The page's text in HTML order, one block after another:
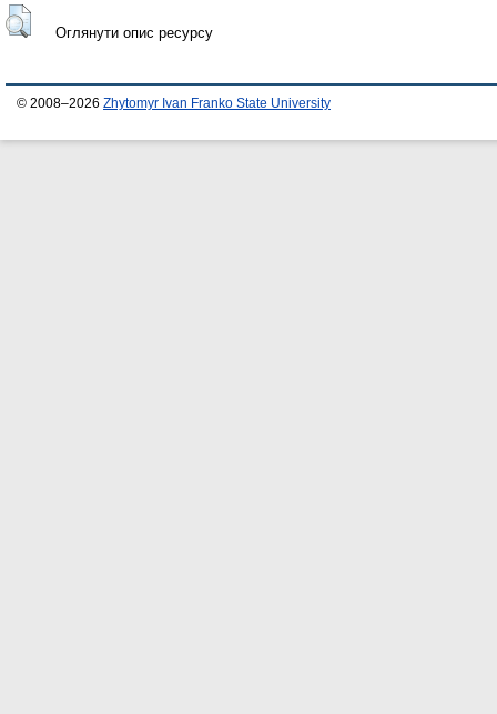
Оглянути опис ресурсу
© 2008–2026 Zhytomyr Ivan Franko State University